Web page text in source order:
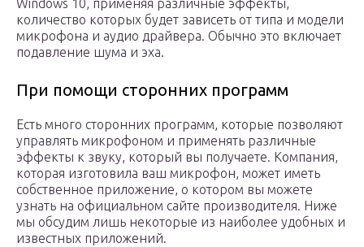
Windows 10, применяя различные эффекты,
количество которых будет зависеть от типа и модели
микрофона и аудио драйвера. Обычно это включает
подавление шума и эха.
При помощи сторонних программ
Есть много сторонних программ, которые позволяют
управлять микрофоном и применять различные
эффекты к звуку, который вы получаете. Компания,
которая изготовила ваш микрофон, может иметь
собственное приложение, о котором вы можете
узнать на официальном сайте производителя. Ниже
мы обсудим лишь некоторые из наиболее удобных и
известных приложений.